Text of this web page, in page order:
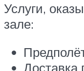
Услуги,
зале:
Доставка